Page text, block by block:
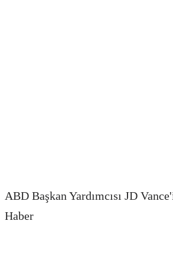
ABD Başkan Yardımcısı JD
Haber